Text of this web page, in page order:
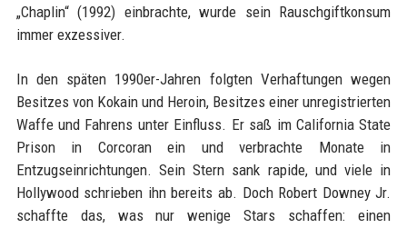
„Chaplin“ (1992) einbrachte, wurde sein Rauschgiftkonsum
immer exzessiver.
In den späten 1990er-Jahren folgten Verhaftungen wegen
Besitzes von Kokain und Heroin, Besitzes einer unregistrierten
Waffe und Fahrens unter Einfluss. Er saß im California State
Prison in Corcoran ein und verbrachte Monate in
Entzugseinrichtungen. Sein Stern sank rapide, und viele in
Hollywood schrieben ihn bereits ab. Doch Robert Downey Jr.
schaffte das, was nur wenige Stars schaffen: einen